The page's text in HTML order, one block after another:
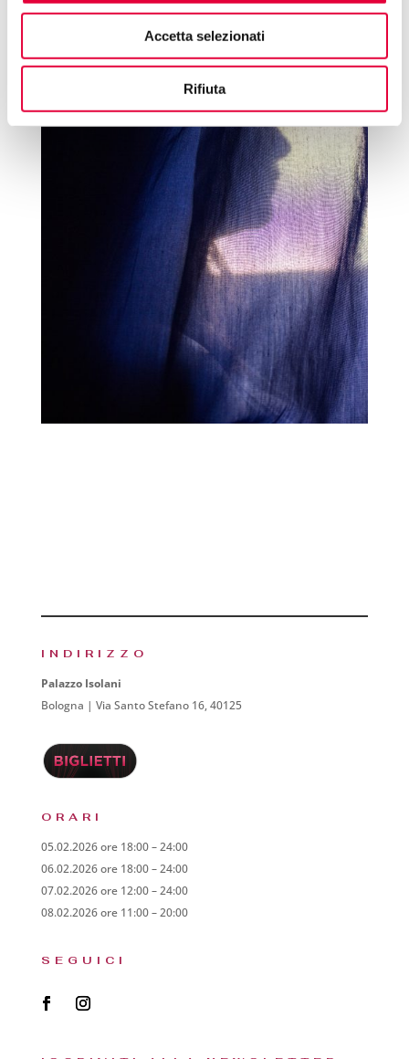
Accetta selezionati
Rifiuta
INDIRIZZO
Palazzo Isolani
Bologna | Via Santo Stefano 16, 40125
ORARI
05.02.2026 ore 18:00 – 24:00
06.02.2026 ore 18:00 – 24:00
07.02.2026 ore 12:00 – 24:00
08.02.2026 ore 11:00 – 20:00
SEGUICI